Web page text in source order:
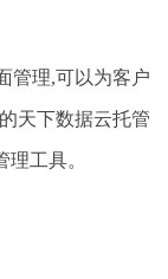
理,可以为客户
天下数据云托管
工具。